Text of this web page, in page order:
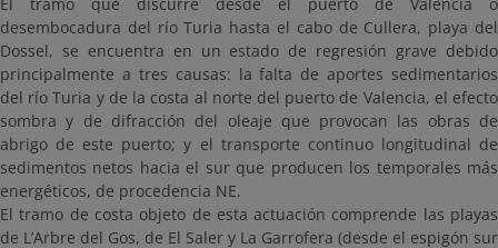
El tramo que discurre desde el puerto de Valencia o
desembocadura del río Turia hasta el cabo de Cullera, playa del
Dossel, se encuentra en un estado de regresión grave debido
principalmente a tres causas: la falta de aportes sedimentarios
del río Turia y de la costa al norte del puerto de Valencia, el efecto
sombra y de difracción del oleaje que provocan las obras de
abrigo de este puerto; y el transporte continuo longitudinal de
sedimentos netos hacia el sur que producen los temporales más
energéticos, de procedencia NE.
El tramo de costa objeto de esta actuación comprende las playas
de L’Arbre del Gos, de El Saler y La Garrofera (desde el espigón sur